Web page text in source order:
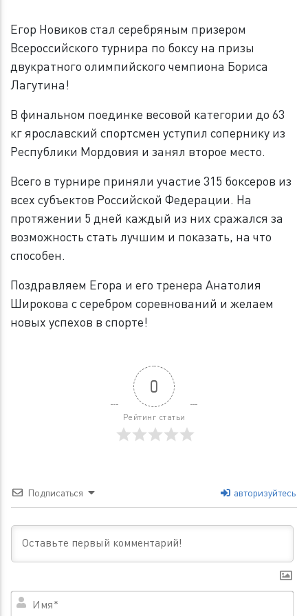
Егор Новиков стал серебряным призером
Всероссийского турнира по боксу на призы
двукратного олимпийского чемпиона Бориса
Лагутина!
В финальном поединке весовой категории до 63
кг ярославский спортсмен уступил сопернику из
Республики Мордовия и занял второе место.
Всего в турнире приняли участие 315 боксеров из
всех субъектов Российской Федерации. На
протяжении 5 дней каждый из них сражался за
возможность стать лучшим и показать, на что
способен.
Поздравляем Егора и его тренера Анатолия
Широкова с серебром соревнований и желаем
новых успехов в спорте!
0
Рейтинг статьи
Подписаться авторизуйтесь